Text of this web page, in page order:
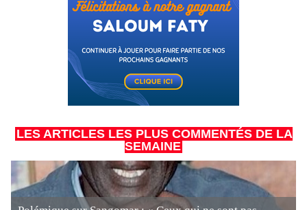
LES ARTICLES LES PLUS COMMENTÉS DE LA
SEMAINE